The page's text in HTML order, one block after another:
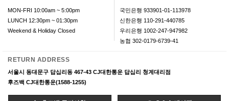
MON-FRI 10:00am ~ 5:00pm
LUNCH 12:30pm ~ 01:30pm
Weekend & Holiday Closed
국민은행 933901-01-113978
신한은행 110-291-440785
우리은행 1002-247-947982
농협 302-0179-6739-41
RETURN ADDRESS
서울시 동대문구 답십리동 467-43 CJ대한통운 답십리 청계대리점
후즈백 CJ대한통운(1588-1255)